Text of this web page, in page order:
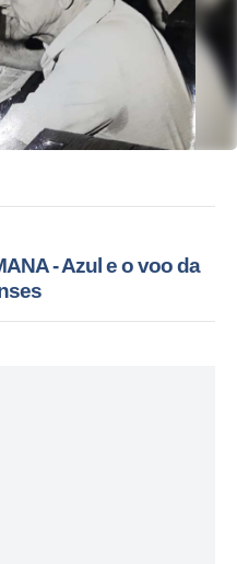
- Azul e o voo da